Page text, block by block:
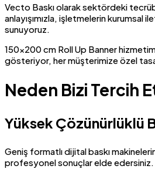
Vecto Baskı olarak sektördeki
anlayışımızla, işletmelerin kurumsal
sunuyoruz.
150×200 cm Roll Up Banner
gösteriyor, her müşterimize özel
Neden Bizi Tercih
Yüksek Çözünürlüklü
Geniş formatlı dijital baskı
profesyonel sonuçlar elde edersiniz.